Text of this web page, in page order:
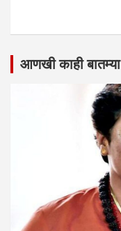
आणखी काही बातम्या